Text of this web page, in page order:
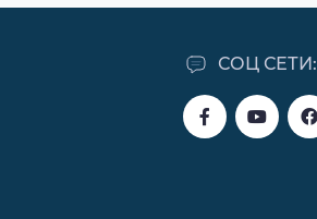
СОЦ СЕТИ: